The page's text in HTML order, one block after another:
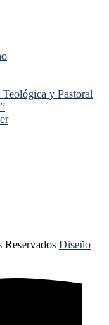
y Pastoral
Reservados Diseño